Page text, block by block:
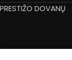
DOVANŲ